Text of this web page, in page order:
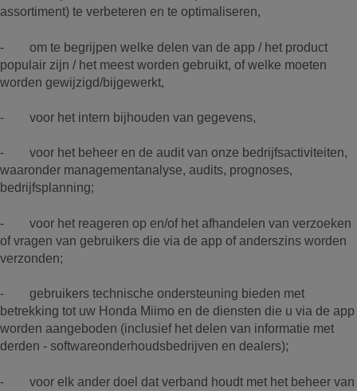
assortiment) te verbeteren en te optimaliseren,
- om te begrijpen welke delen van de app / het product
populair zijn / het meest worden gebruikt, of welke moeten
worden gewijzigd/bijgewerkt,
- voor het intern bijhouden van gegevens,
- voor het beheer en de audit van onze bedrijfsactiviteiten,
waaronder managementanalyse, audits, prognoses,
bedrijfsplanning;
- voor het reageren op en/of het afhandelen van verzoeken
of vragen van gebruikers die via de app of anderszins worden
verzonden;
- gebruikers technische ondersteuning bieden met
betrekking tot uw Honda Miimo en de diensten die u via de app
worden aangeboden (inclusief het delen van informatie met
derden - softwareonderhoudsbedrijven en dealers);
- voor elk ander doel dat verband houdt met het beheer van